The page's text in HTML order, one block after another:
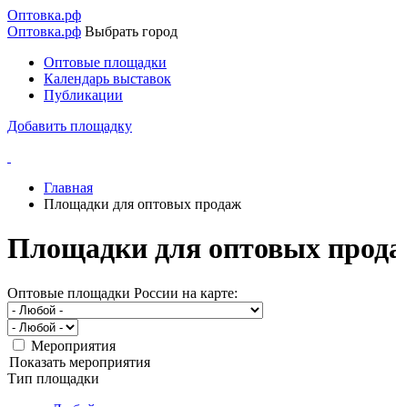
Перейти
к
содержанию
Оптовка.рф
Оптовка.рф Выбрать город
Основная
навигация
Оптовые площадки
Календарь выставок
Публикации
Добавить площадку
Строка
навигации
Главная
Площадки для оптовых продаж
Площадки для оптовых
Оптовые площадки России на карте:
Мероприятия
Показать мероприятия
Тип площадки